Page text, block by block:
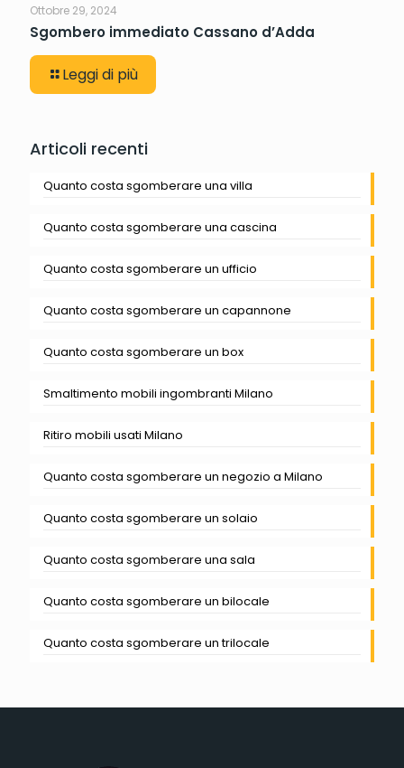
Ottobre 29, 2024
Sgombero immediato Cassano d’Adda
Leggi di più
Articoli recenti
Quanto costa sgomberare una villa
Quanto costa sgomberare una cascina
Quanto costa sgomberare un ufficio
Quanto costa sgomberare un capannone
Quanto costa sgomberare un box
Smaltimento mobili ingombranti Milano
Ritiro mobili usati Milano
Quanto costa sgomberare un negozio a Milano
Quanto costa sgomberare un solaio
Quanto costa sgomberare una sala
Quanto costa sgomberare un bilocale
Quanto costa sgomberare un trilocale